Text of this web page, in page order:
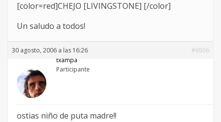
[color=red]CHEJO [LIVINGSTONE] [/color]
Un saludo a todos!
30 agosto, 2006 a las 16:26
#6936
txampa
Participante
ostias niño de puta madre!!